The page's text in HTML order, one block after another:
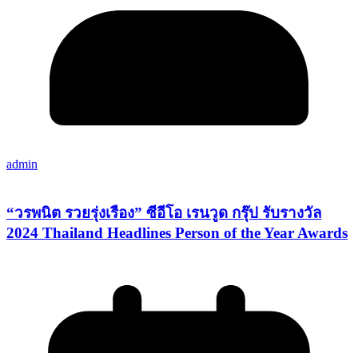
admin
“วรพนิต รวยรุ่งเรือง” ซีอีโอ เรนวูด กรุ๊ป รับรางวัล
2024 Thailand Headlines Person of the Year Awards